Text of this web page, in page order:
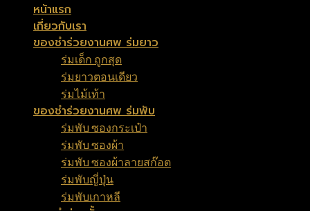
หน้าแรก
เกี่ยวกับเรา
ของชำร่วยงานศพ ร่มยาว
ร่มเด็ก ถูกสุด
ร่มยาวตอนเดียว
ร่มไม้เท้า
ของชำร่วยงานศพ ร่มพับ
ร่มพับ ซองกระเป๋า
ร่มพับ ซองผ้า
ร่มพับ ซองผ้าลายสก๊อต
ร่มพับญี่ปุ่น
ร่มพับเกาหลี